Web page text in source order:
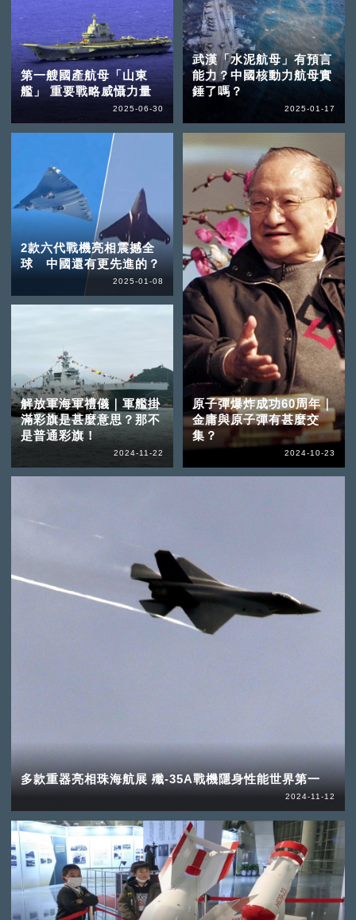
第一艘國產航母「山東
艦」 重要戰略威懾力量
2025-06-30
武漢「水泥航母」有預言
能力？中國核動力航母實
錘了嗎？
2025-01-17
2款六代戰機亮相震撼全
球 中國還有更先進的？
2025-01-08
解放軍海軍禮儀｜軍艦掛
滿彩旗是甚麼意思？那不
是普通彩旗！
2024-11-22
多款重器亮相珠海航展 殲-35A戰機隱身性能世界第一
2024-11-12
原子彈爆炸成功60周年｜
金庸與原子彈有甚麼交
集？
2024-10-23